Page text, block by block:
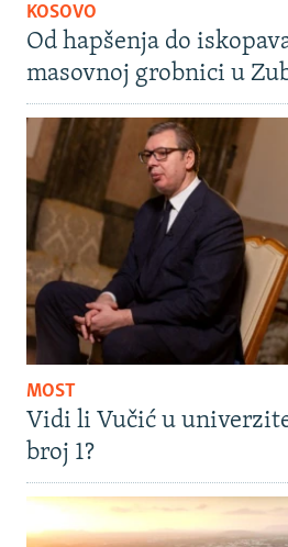
KOSOVO
Od hapšenja do
masovnoj grobnici u
MOST
Vidi li Vučić u
broj 1?